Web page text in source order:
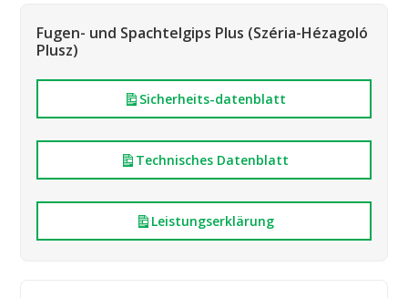
Fugen- und Spachtelgips Plus (Széria-Hézagoló
Plusz)
Sicherheits-datenblatt
Technisches Datenblatt
Leistungserklärung